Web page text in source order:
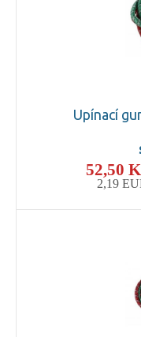
Upínací
52,50
2,19